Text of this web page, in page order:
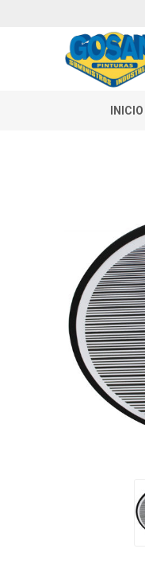
INICIO